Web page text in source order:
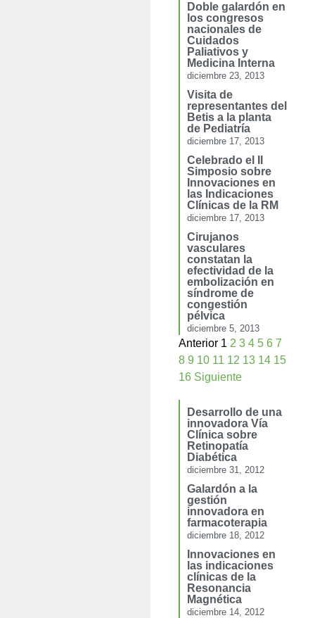
Doble galardón en
los congresos
nacionales de
Cuidados
Paliativos y
Medicina Interna
diciembre 23, 2013
Visita de
representantes del
Betis a la planta
de Pediatría
diciembre 17, 2013
Celebrado el II
Simposio sobre
Innovaciones en
las Indicaciones
Clínicas de la RM
diciembre 17, 2013
Cirujanos
vasculares
constatan la
efectividad de la
embolización en
síndrome de
congestión
pélvica
diciembre 5, 2013
Anterior 1 2 3 4 5 6 7
8 9 10 11 12 13 14 15
16 Siguiente
Desarrollo de una
innovadora Vía
Clínica sobre
Retinopatía
Diabética
diciembre 31, 2012
Galardón a la
gestión
innovadora en
farmacoterapia
diciembre 18, 2012
Innovaciones en
las indicaciones
clínicas de la
Resonancia
Magnética
diciembre 14, 2012